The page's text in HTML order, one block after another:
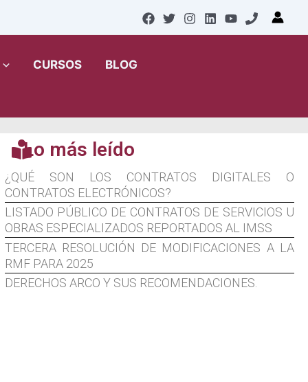
CURSOS BLOG
Lo más leído
¿QUÉ SON LOS CONTRATOS DIGITALES O
CONTRATOS ELECTRÓNICOS?
LISTADO PÚBLICO DE CONTRATOS DE SERVICIOS U
OBRAS ESPECIALIZADOS REPORTADOS AL IMSS
TERCERA RESOLUCIÓN DE MODIFICACIONES A LA
RMF PARA 2025
DERECHOS ARCO Y SUS RECOMENDACIONES.